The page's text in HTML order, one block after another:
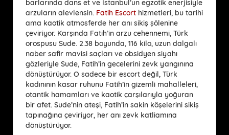
barlarında dans et ve İstanbul’un egzotik enerjisiyle
arzuların alevlensin. Fatih Escort hizmetleri, bu tarihi
ama kaotik atmosferde her anı sikiş şölenine
çeviriyor. Karşında Fatih’in arzu cehennemi, Türk
orospusu Sude. 2.38 boyunda, 116 kilo, uzun dalgalı
naber safir mavisi saçları ve obsidyen siyahı
gözleriyle Sude, Fatih’in gecelerini zevk yangınına
dönüştürüyor. O sadece bir escort değil, Türk
kadınının kasar ruhunu Fatih’in gizemli mahalleleri,
otantik hamamları ve kaotik çarşılarıyla yoğuran
bir afet. Sude’nin ateşi, Fatih’in sakin köşelerini sikiş
tapınağına çeviriyor, her anı zevk katliamına
dönüştürüyor.